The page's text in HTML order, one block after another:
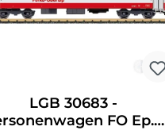
LGB 30683 -
FO Ep.V